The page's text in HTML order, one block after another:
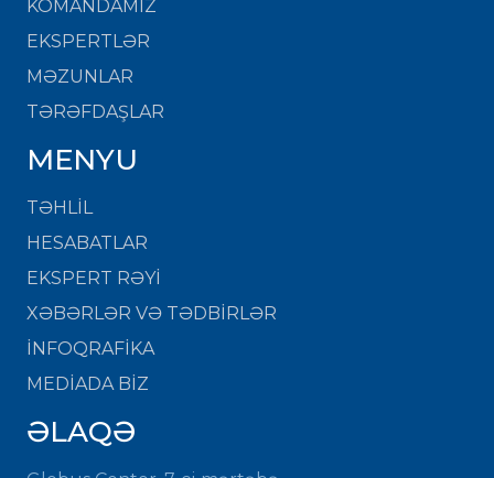
KOMANDAMIZ
EKSPERTLƏR
MƏZUNLAR
TƏRƏFDAŞLAR
MENYU
TƏHLİL
HESABATLAR
EKSPERT RƏYİ
XƏBƏRLƏR VƏ TƏDBİRLƏR
İNFOQRAFİKA
MEDİADA BİZ
ƏLAQƏ